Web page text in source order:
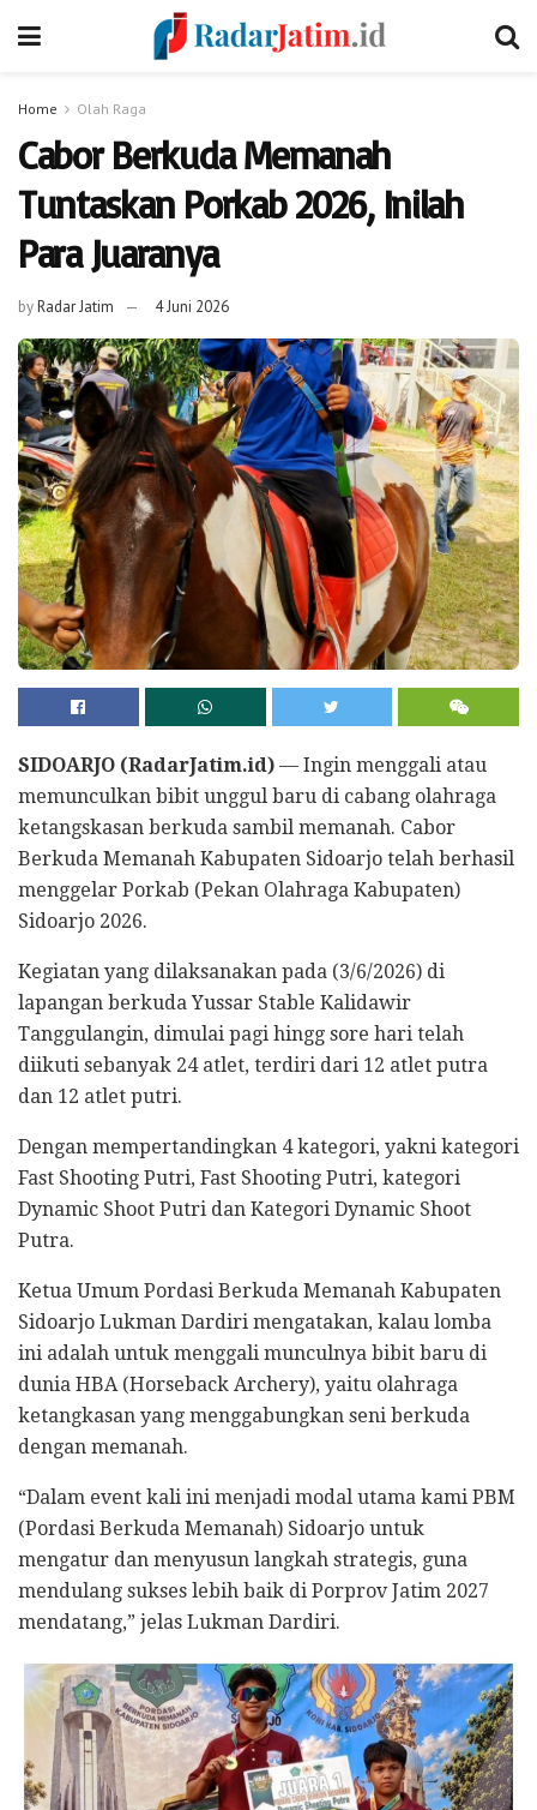
Home Olah Raga
Cabor Berkuda Memanah
Tuntaskan Porkab 2026, Inilah
Para Juaranya
byRadar Jatim 4 Juni 2026
SIDOARJO (RadarJatim.id) — Ingin menggali atau
memunculkan bibit unggul baru di cabang olahraga
ketangskasan berkuda sambil memanah. Cabor
Berkuda Memanah Kabupaten Sidoarjo telah berhasil
menggelar Porkab (Pekan Olahraga Kabupaten)
Sidoarjo 2026.
Kegiatan yang dilaksanakan pada (3/6/2026) di
lapangan berkuda Yussar Stable Kalidawir
Tanggulangin, dimulai pagi hingg sore hari telah
diikuti sebanyak 24 atlet, terdiri dari 12 atlet putra
dan 12 atlet putri.
Dengan mempertandingkan 4 kategori, yakni kategori
Fast Shooting Putri, Fast Shooting Putri, kategori
Dynamic Shoot Putri dan Kategori Dynamic Shoot
Putra.
Ketua Umum Pordasi Berkuda Memanah Kabupaten
Sidoarjo Lukman Dardiri mengatakan, kalau lomba
ini adalah untuk menggali munculnya bibit baru di
dunia HBA (Horseback Archery), yaitu olahraga
ketangkasan yang menggabungkan seni berkuda
dengan memanah.
“Dalam event kali ini menjadi modal utama kami PBM
(Pordasi Berkuda Memanah) Sidoarjo untuk
mengatur dan menyusun langkah strategis, guna
mendulang sukses lebih baik di Porprov Jatim 2027
mendatang,” jelas Lukman Dardiri.